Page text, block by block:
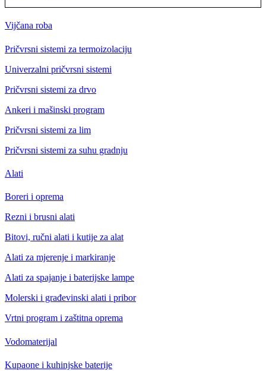
Vijčana roba
Pričvrsni sistemi za termoizolaciju
Univerzalni pričvrsni sistemi
Pričvrsni sistemi za drvo
Ankeri i mašinski program
Pričvrsni sistemi za lim
Pričvrsni sistemi za suhu gradnju
Alati
Boreri i oprema
Rezni i brusni alati
Bitovi, ručni alati i kutije za alat
Alati za mjerenje i markiranje
Alati za spajanje i baterijske lampe
Molerski i građevinski alati i pribor
Vrtni program i zaštitna oprema
Vodomaterijal
Kupaone i kuhinjske baterije